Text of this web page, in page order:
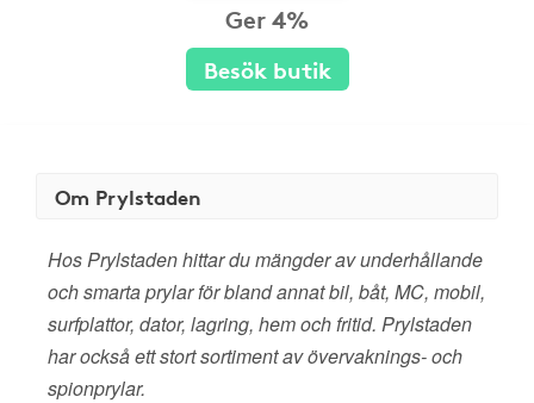
Ger 4%
Besök butik
Om Prylstaden
Hos Prylstaden hittar du mängder av underhållande
och smarta prylar för bland annat bil, båt, MC, mobil,
surfplattor, dator, lagring, hem och fritid. Prylstaden
har också ett stort sortiment av övervaknings- och
spionprylar.